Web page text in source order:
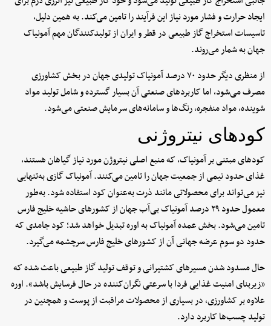
ایجاد حرارت و فشار مورد نیاز این فرآیند را تامین می‌کند. به همین دلیل،
تاسیسات استخراج گاز طبیعی در قطر و ایران از تولیدکنندگان مهم آمونیاک
جهان به شمار می‌روند.
از منظری دیگر حدود ۷۰ درصد آمونیاک تولیدی جهان در بخش کشاورزی
مصرف می‌شود، اما کاربردهای صنعتی آن بسیار گسترده و شامل تولید مواد
شوینده، مواد منفجره، رنگ‌ها و سامانه‌های سرمایش صنعتی می‌شود.
کودهای نیتروژنی
کودهای مبتنی بر آمونیاک، که منبع اصلی نیتروژن مورد نیاز گیاهان هستند،
غذای حدود نیمی از جمعیت جهان را تامین می‌کنند. آمونیاک گازی به‌تنهایی
نیز می‌تواند برای محصولاتی مانند ذرت به‌عنوان کود استفاده شود. به‌طور
معمول حدود ۲۹ درصد آمونیاک بی‌آب جهان از کشورهای حاشیه خلیج فارس
تامین می‌شود. بخش عمده آمونیاک به اوره تبدیل خواهد شد؛ کود جامدی که
حدود دو سوم عرضه جهانی آن از کشورهای خلیج فارس سرچشمه می‌گیرد.
حال مسدود شدن مسیرهای کشتیرانی و توقف تولید گاز طبیعی باعث شده که
«زیربنای امنیت غذایی فردا با سرعتی نگران‌کننده در حال فرسایش باشد». اوره
علاوه بر کشاورزی، در بسیاری از محصولات مراقبت از پوست و همچنین در
تولید چسب‌ها کاربرد دارد.